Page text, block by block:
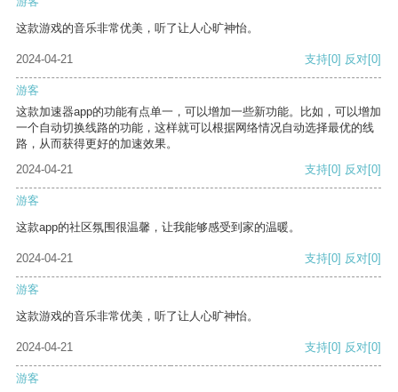
这款游戏的音乐非常优美，听了让人心旷神怡。
2024-04-21 支持[0] 反对[0]
游客
这款加速器app的功能有点单一，可以增加一些新功能。比如，可以增加
一个自动切换线路的功能，这样就可以根据网络情况自动选择最优的线
路，从而获得更好的加速效果。
2024-04-21
支持[0] 反对[0]
游客
这款app的社区氛围很温馨，让我能够感受到家的温暖。
2024-04-21 支持[0] 反对[0]
游客
这款游戏的音乐非常优美，听了让人心旷神怡。
2024-04-21 支持[0] 反对[0]
游客